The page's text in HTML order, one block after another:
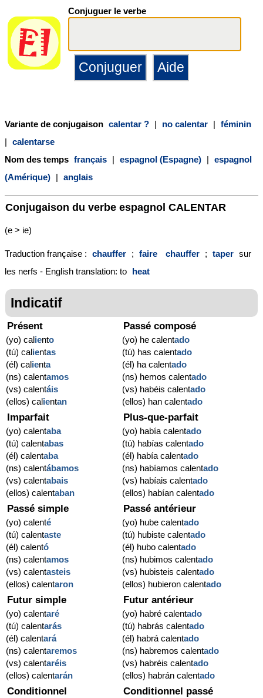
Conjuguer le verbe
Variante de conjugaison calentar ? | no calentar | féminin
| calentarse
Nom des temps français | espagnol (Espagne) | espagnol
(Amérique) | anglais
Conjugaison du verbe espagnol CALENTAR
(e > ie)
Traduction française : chauffer ; faire chauffer ; taper sur
les nerfs - English translation: to heat
Indicatif
Présent
(yo) caliento
(tú) calientas
(él) calienta
(ns) calentamos
(vs) calentáis
(ellos) calientan
Passé composé
(yo) he calentado
(tú) has calentado
(él) ha calentado
(ns) hemos calentado
(vs) habéis calentado
(ellos) han calentado
Imparfait
(yo) calentaba
(tú) calentabas
(él) calentaba
(ns) calentábamos
(vs) calentabais
(ellos) calentaban
Plus-que-parfait
(yo) había calentado
(tú) habías calentado
(él) había calentado
(ns) habíamos calentado
(vs) habíais calentado
(ellos) habían calentado
Passé simple
(yo) calenté
(tú) calentaste
(él) calentó
(ns) calentamos
(vs) calentasteis
(ellos) calentaron
Passé antérieur
(yo) hube calentado
(tú) hubiste calentado
(él) hubo calentado
(ns) hubimos calentado
(vs) hubisteis calentado
(ellos) hubieron calentado
Futur simple
(yo) calentaré
(tú) calentarás
(él) calentará
(ns) calentaremos
(vs) calentaréis
(ellos) calentarán
Futur antérieur
(yo) habré calentado
(tú) habrás calentado
(él) habrá calentado
(ns) habremos calentado
(vs) habréis calentado
(ellos) habrán calentado
Conditionnel Conditionnel passé